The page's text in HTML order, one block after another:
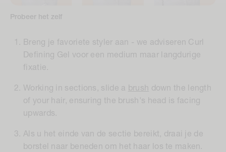
Probeer het zelf
Breng je favoriete styler aan - we adviseren Curl
Defining Gel voor een medium maar langdurige
fixatie.
Working in sections, slide a brush down the length
of your hair, ensuring the brush's head is facing
upwards.
Als u het einde van de sectie bereikt, draai je de
borstel naar beneden om het haar los te maken.